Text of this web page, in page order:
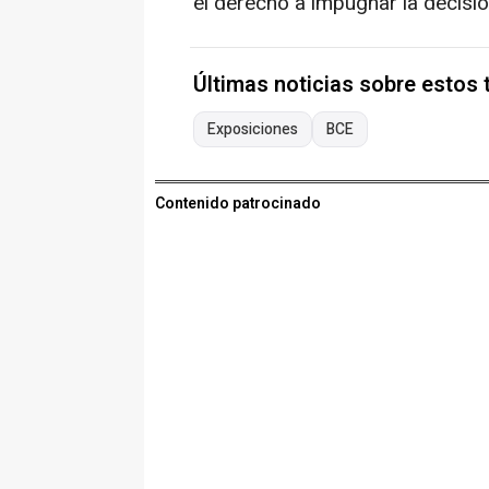
Últimas noticias sobre estos
Exposiciones BCE
Contenido patrocinado